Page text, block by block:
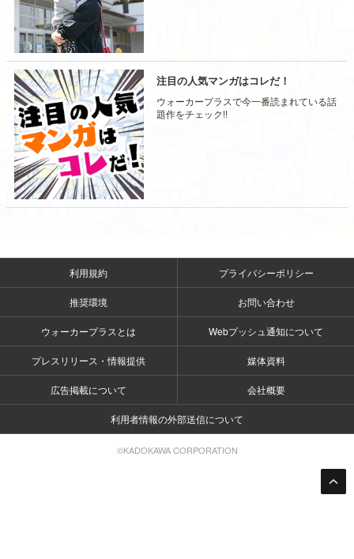
注目の人気マンガはコレだ！
ウォーカープラスで今一番読まれている話
題作をチェック!!
利用規約 プライバシーポリシー
推奨環境 お問い合わせ
ウォーカープラスとは Webプッシュ通知について
プレスリリース・情報提供 媒体資料
広告掲載について 会社概要
利用者情報の外部送信について
©KADOKAWA CORPORATION